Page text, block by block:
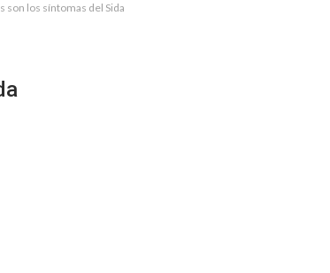
son los síntomas del Sida